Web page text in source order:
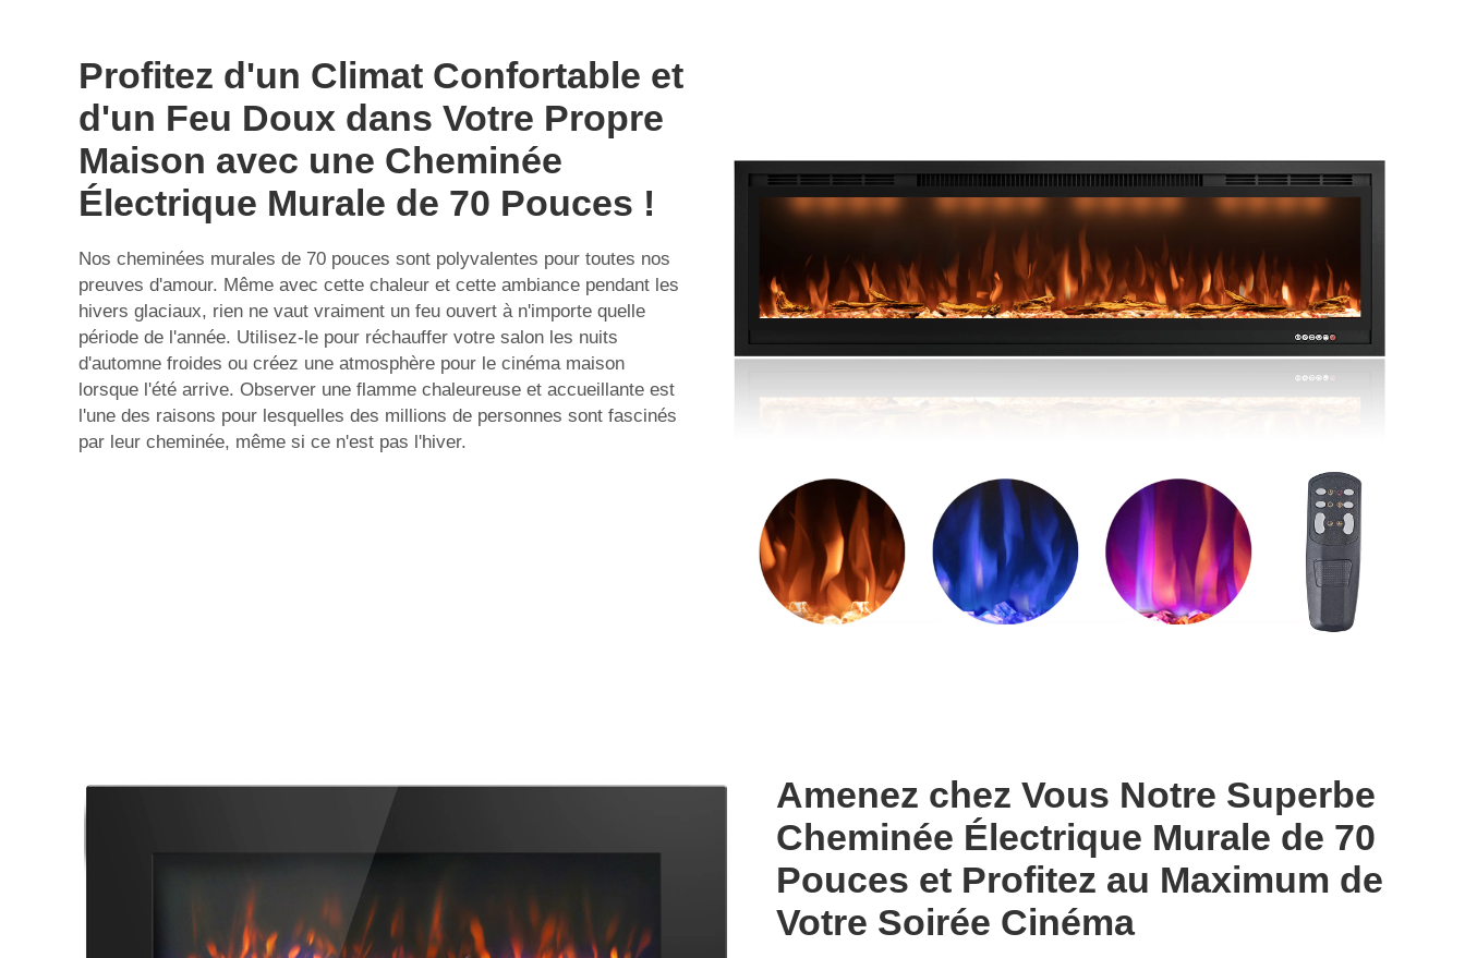
Profitez d'un Climat Confortable et
d'un Feu Doux dans Votre Propre
Maison avec une Cheminée
Électrique Murale de 70 Pouces !
Nos cheminées murales de 70 pouces sont polyvalentes pour toutes nos
preuves d'amour. Même avec cette chaleur et cette ambiance pendant les
hivers glaciaux, rien ne vaut vraiment un feu ouvert à n'importe quelle
période de l'année. Utilisez-le pour réchauffer votre salon les nuits
d'automne froides ou créez une atmosphère pour le cinéma maison
lorsque l'été arrive. Observer une flamme chaleureuse et accueillante est
l'une des raisons pour lesquelles des millions de personnes sont fascinés
par leur cheminée, même si ce n'est pas l'hiver.
Amenez chez Vous Notre Superbe
Cheminée Électrique Murale de 70
Pouces et Profitez au Maximum de
Votre Soirée Cinéma